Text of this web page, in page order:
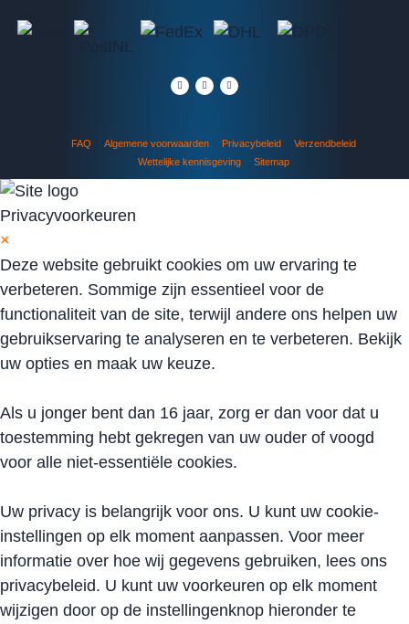
FAQ Algemene voorwaarden Privacybeleid
Verzendbeleid
Wettelijke kennisgeving
Sitemap
Privacyvoorkeuren
×
Deze website gebruikt cookies om uw ervaring te
verbeteren. Sommige zijn essentieel voor de
functionaliteit van de site, terwijl andere ons helpen uw
gebruikservaring te analyseren en te verbeteren. Bekijk
uw opties en maak uw keuze.
Als u jonger bent dan 16 jaar, zorg er dan voor dat u
toestemming hebt gekregen van uw ouder of voogd
voor alle niet-essentiële cookies.
Uw privacy is belangrijk voor ons. U kunt uw cookie-
instellingen op elk moment aanpassen. Voor meer
informatie over hoe wij gegevens gebruiken, lees ons
privacybeleid. U kunt uw voorkeuren op elk moment
wijzigen door op de instellingenknop hieronder te